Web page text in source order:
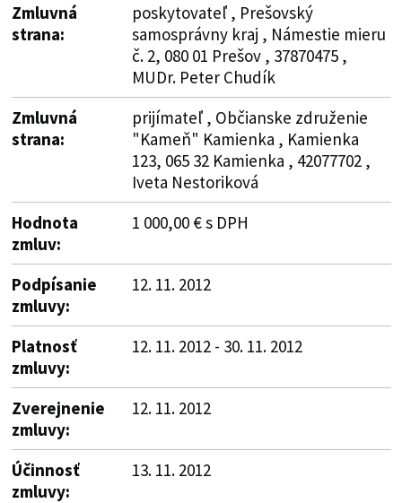
Zmluvná
strana:
poskytovateľ , Prešovský
samosprávny kraj , Námestie mieru
č. 2, 080 01 Prešov , 37870475 ,
MUDr. Peter Chudík
Zmluvná
strana:
prijímateľ , Občianske združenie
"Kameň" Kamienka , Kamienka
123, 065 32 Kamienka , 42077702 ,
Iveta Nestoriková
Hodnota
zmluv:
1 000,00 € s DPH
Podpísanie
zmluvy:
12. 11. 2012
Platnosť
zmluvy:
12. 11. 2012 - 30. 11. 2012
Zverejnenie
zmluvy:
12. 11. 2012
Účinnosť
zmluvy:
13. 11. 2012